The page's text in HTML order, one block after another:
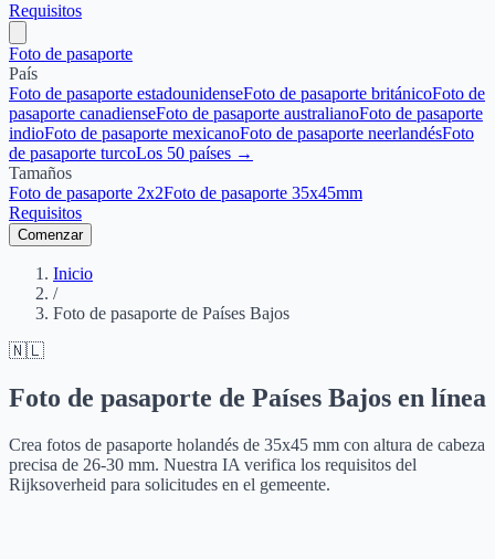
Requisitos
Foto de pasaporte
País
Foto de pasaporte estadounidenseFoto de pasaporte británicoFoto de
pasaporte canadienseFoto de pasaporte australianoFoto de pasaporte
indioFoto de pasaporte mexicanoFoto de pasaporte neerlandésFoto
de pasaporte turcoLos 50 países →
Tamaños
Foto de pasaporte 2x2Foto de pasaporte 35x45mm
Requisitos
Comenzar
Inicio
/
Foto de pasaporte de Países Bajos
🇳🇱
Foto de pasaporte de Países Bajos en línea
Crea fotos de pasaporte holandés de 35x45 mm con altura de cabeza
precisa de 26-30 mm. Nuestra IA verifica los requisitos del
Rijksoverheid para solicitudes en el gemeente.